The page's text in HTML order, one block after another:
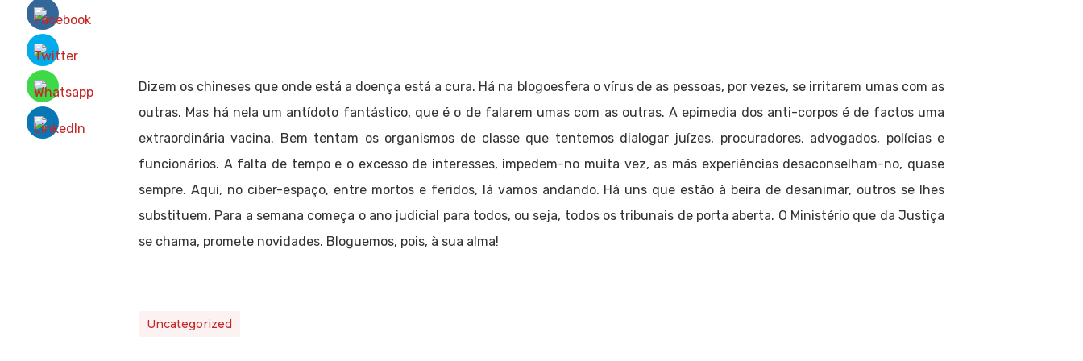
Dizem os chineses que onde está a doença está a cura. Há na blogoesfera o vírus de as pessoas, por vezes, se irritarem umas com as
outras. Mas há nela um antídoto fantástico, que é o de falarem umas com as outras. A epimedia dos anti-corpos é de factos uma
extraordinária vacina. Bem tentam os organismos de classe que tentemos dialogar juízes, procuradores, advogados, polícias e
funcionários. A falta de tempo e o excesso de interesses, impedem-no muita vez, as más experiências desaconselham-no, quase
sempre. Aqui, no ciber-espaço, entre mortos e feridos, lá vamos andando. Há uns que estão à beira de desanimar, outros se lhes
substituem. Para a semana começa o ano judicial para todos, ou seja, todos os tribunais de porta aberta. O Ministério que da Justiça
se chama, promete novidades. Bloguemos, pois, à sua alma!
Uncategorized